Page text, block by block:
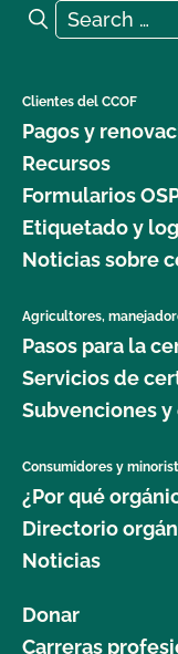
Search for:
Search
Clientes del CCOF
Pagos y
Recursos
Formularios
Etiquetado y
Noticias sobre
Agricultores,
Pasos para la
Servicios de
Subvenciones
Consumidores y
¿Por qué
Directorio
Noticias
Donar
Carreras